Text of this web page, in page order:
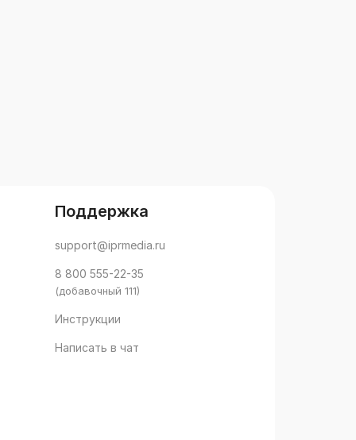
Поддержка
support@iprmedia.ru
8 800 555-22-35
(добавочный 111)
Инструкции
Написать в чат